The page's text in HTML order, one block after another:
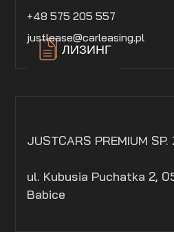
ЛИЗИНГ
+48 575 205 557
justlease@carleasing.pl
JUSTCARS PREMIUM SP.
ul. Kubusia Puchatka 2,
Babice